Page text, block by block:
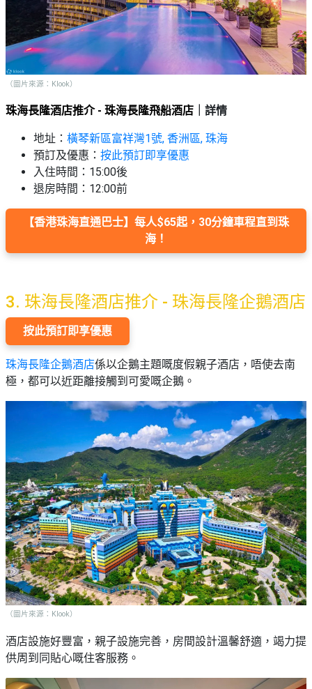
（圖片來源：Klook）
珠海長隆酒店推介 - 珠海長隆飛船酒店 ｜詳情
地址： 橫琴新區富祥灣1號, 香洲區, 珠海
預訂及優惠： 按此預訂即享優惠
入住時間：15:00後
退房時間：12:00前
【香港珠海直通巴士】每人$65起，30分鐘車程直到珠
海！
3. 珠海長隆酒店推介 - 珠海長隆企鵝酒店
按此預訂即享優惠
珠海長隆企鵝酒店係以企鵝主題嘅度假親子酒店，唔使去南
極，都可以近距離接觸到可愛嘅企鵝。
（圖片來源：Klook）
酒店設施好豐富，親子設施完善，房間設計溫馨舒適，竭力提
供周到同貼心嘅住客服務。